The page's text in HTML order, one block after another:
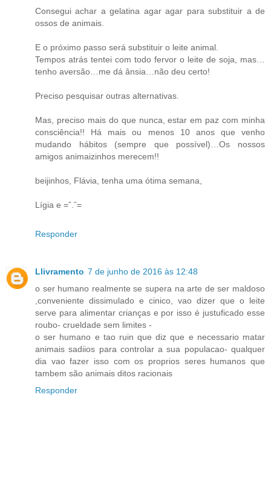
Consegui achar a gelatina agar agar para substituir a de
ossos de animais.
E o próximo passo será substituir o leite animal.
Tempos atrás tentei com todo fervor o leite de soja, mas…
tenho aversão…me dá ânsia…não deu certo!
Preciso pesquisar outras alternativas.
Mas, preciso mais do que nunca, estar em paz com minha
consciência!! Há mais ou menos 10 anos que venho
mudando hábitos (sempre que possível)…Os nossos
amigos animaizinhos merecem!!
beijinhos, Flávia, tenha uma ótima semana,
Lígia e =ˆ.ˆ=
Responder
Llivramento 7 de junho de 2016 às 12:48
o ser humano realmente se supera na arte de ser maldoso
,conveniente dissimulado e cinico, vao dizer que o leite
serve para alimentar crianças e por isso é justuficado esse
roubo- crueldade sem limites -
o ser humano e tao ruin que diz que e necessario matar
animais sadiios para controlar a sua populacao- qualquer
dia vao fazer isso com os proprios seres humanos que
tambem são animais ditos racionais
Responder